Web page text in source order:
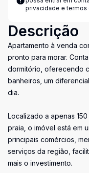
privacidade e termos
Descrição
Apartamento à venda
pronto para morar.
dormitório, oferecendo
banheiros, um
dia.
Localizado a apenas
praia, o imóvel está em
principais comércios,
serviços da região,
mais o investimento.